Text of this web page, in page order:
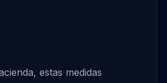
estas medidas